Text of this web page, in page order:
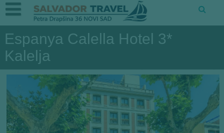
Espanya Calella Hotel 3*
Kalelja